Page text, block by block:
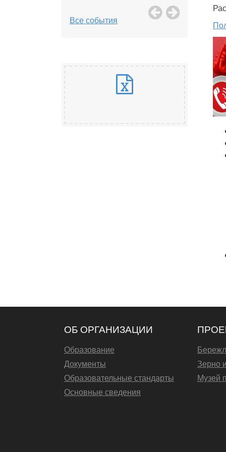
Все события
ОБ ОРГАНИЗАЦИИ
Образование
Документы
Образовательные стандарты
Основные сведения
Зерно
Музей